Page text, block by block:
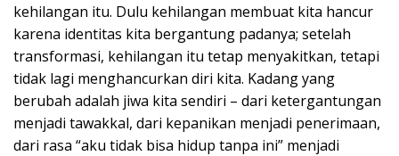
kehilangan itu. Dulu kehilangan membuat kita hancur
karena identitas kita bergantung padanya; setelah
transformasi, kehilangan itu tetap menyakitkan, tetapi
tidak lagi menghancurkan diri kita. Kadang yang
berubah adalah jiwa kita sendiri – dari ketergantungan
menjadi tawakkal, dari kepanikan menjadi penerimaan,
dari rasa “aku tidak bisa hidup tanpa ini” menjadi